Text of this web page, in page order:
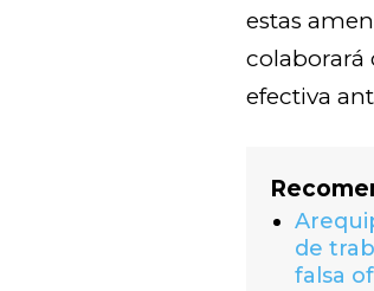
estas
colaborará
efectiva
de
falsa